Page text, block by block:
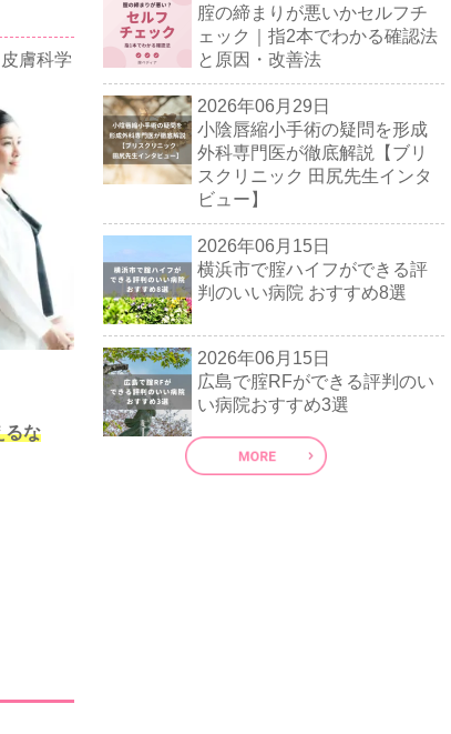
膚科学
るな
腟の締まりが悪いかセルフチ
ェック｜指2本でわかる確認法
と原因・改善法
2026年06月29日
小陰唇縮小手術の疑問を形成
外科専門医が徹底解説【ブリ
スクリニック 田尻先生インタ
ビュー】
2026年06月15日
横浜市で腟ハイフができる評
判のいい病院 おすすめ8選
2026年06月15日
広島で腟RFができる評判のい
い病院おすすめ3選